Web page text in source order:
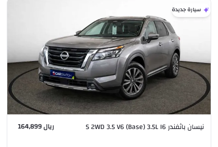
سيارة جديدة
نيسان باثفندر S 2WD 3.5 V6 (Base) 3.5L I6 ريال 164,899